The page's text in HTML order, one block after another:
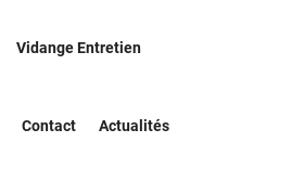
Vidange Entretien
Contact Actualités